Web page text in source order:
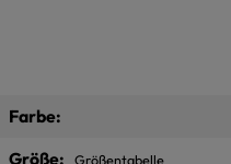
Farbe:
Größe:
Größentabelle